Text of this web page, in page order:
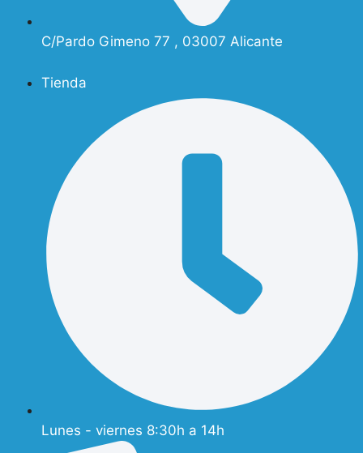
C/Pardo Gimeno 77 , 03007 Alicante
Tienda
Lunes - viernes 8:30h a 14h